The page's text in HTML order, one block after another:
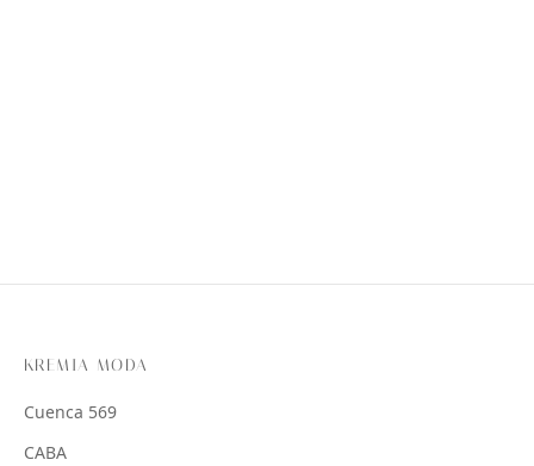
KREMIA MODA
Cuenca 569
CABA